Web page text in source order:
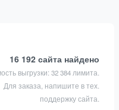
16 192 сайта найдено
выгрузки: 32 384 лимита.
Для заказа, напишите в тех.
поддержку сайта.